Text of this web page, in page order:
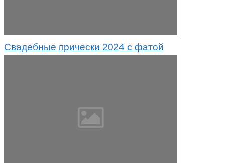
Свадебные прически 2024 с фатой